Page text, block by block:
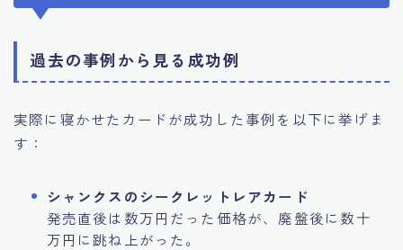
過去の事例から見る成功例
実際に寝かせたカードが成功した事例を以下に挙げま
す：
シャンクスのシークレットレアカード
発売直後は数万円だった価格が、廃盤後に数十
万円に跳ね上がった。